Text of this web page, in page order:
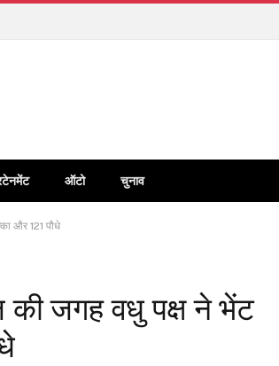
ऑटो चुनाव
और 121 पौधे
जगह वधु पक्ष ने भेंट